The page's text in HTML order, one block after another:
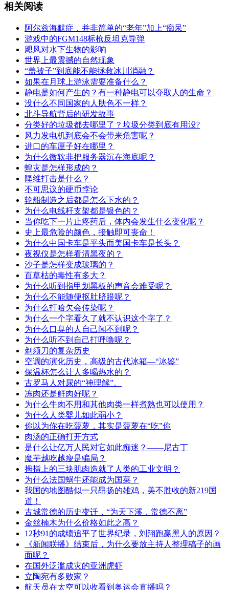
相关阅读
阿尔兹海默症，并非简单的“老年”加上“痴呆”
游戏中的FGM148标枪反坦克导弹
飓风对水下生物的影响
世界上最震撼的自然现象
“盖被子”到底能不能拯救冰川消融？
如果在月球上游泳需要准备什么？
静电是如何产生的？有一种静电可以夺取人的生命？
没什么不同国家的人肤色不一样？
北斗导航背后的研发故事
分类好的垃圾都去哪里了？垃圾分类到底有用没?
风力发电机到底会不会带来危害呢？
进口的车厘子好在哪里？
为什么微软非把服务器沉在海底呢？
蝗灾是怎样形成的？
降维打击是什么？
不可思议的硬币悖论
轮船制造之后都是怎么下水的？
为什么电线杆支架都是银色的？
当你吃下一片止疼药后，体内会发生什么变化呢？
史上最危险的颜色，接触即可丧命！
为什么中国卡车是平头而美国卡车是长头？
夜视仪是怎样看清黑夜的？
沙子是怎样变成玻璃的？
百草枯的毒性有多大？
为什么听到指甲划黑板的声音会难受呢？
为什么不能随便抠肚脐眼呢？
为什么打哈欠会传染呢？
为什么一个字看久了就不认识这个字了？
为什么口臭的人自己闻不到呢？
为什么听不到自己打呼噜呢？
剃须刀的复杂历史
空调的演化历史，高级的古代冰箱—“冰鉴”
保温杯怎么让人多喝热水的？
古罗马人对尿的“神理解”。
冻肉还是鲜肉好呢？
为什么牛肉不用和其他肉类一样煮熟也可以使用？
为什么人类婴儿如此弱小？
你以为你在吃菠萝，其实是菠萝在“吃”你
肉汤的正确打开方式
是什么让亿万人民对它如此痴迷？——尼古丁
魔芋越吃越瘦是骗局？
拇指上的三块肌肉造就了人类的工业文明？
为什么法国蜗牛还能成为国菜？
我国的地图酷似一只昂扬的雄鸡，美不胜收的新219国
道！
古城常德的历史变迁，“为天下溪，常德不离”
金丝楠木为什么价格如此之高？
12秒91的成绩追平了世界纪录，刘翔跑赢黑人的原因？
《新闻联播》结束后，为什么要放主持人整理稿子的画
面呢？
在国外泛滥成灾的亚洲虎虾
立陶宛有多败家？
航天员在太空可以收看到奥运会直播吗？